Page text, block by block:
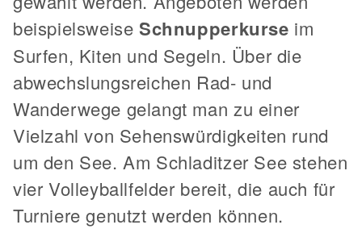
beispielsweise Schnupperkurse im
Surfen, Kiten und Segeln. Über die
abwechslungsreichen Rad- und
Wanderwege gelangt man zu einer
Vielzahl von Sehenswürdigkeiten rund
um den See. Am Schladitzer See stehen
vier Volleyballfelder bereit, die auch für
Turniere genutzt werden können.